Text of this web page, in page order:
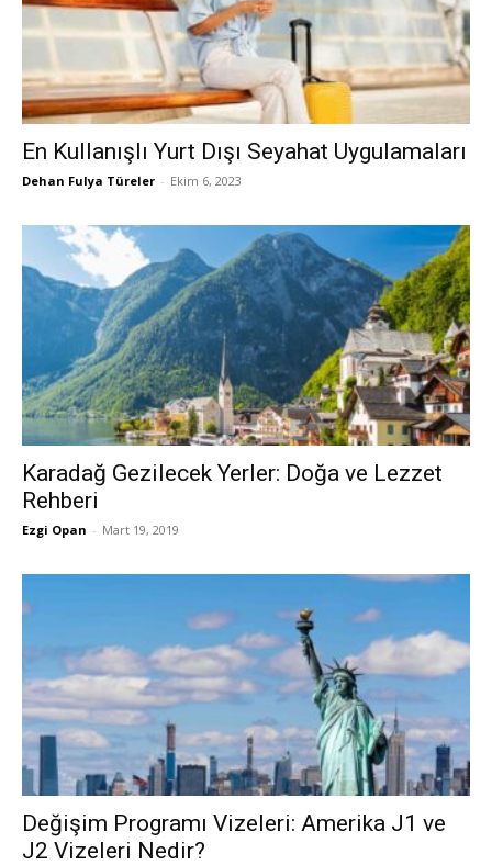
En Kullanışlı Yurt Dışı Seyahat Uygulamaları
Dehan Fulya Türeler - Ekim 6, 2023
Karadağ Gezilecek Yerler: Doğa ve Lezzet
Rehberi
Ezgi Opan - Mart 19, 2019
Değişim Programı Vizeleri: Amerika J1 ve
J2 Vizeleri Nedir?